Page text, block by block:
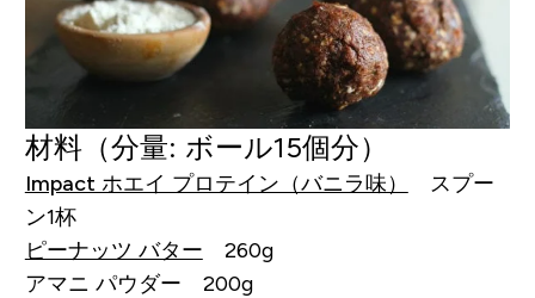
材料（分量: ボール15個分）
Impact ホエイ プロテイン（バニラ味）
スプー
ン1杯
ピーナッツ バター 260g
アマニ パウダー 200g